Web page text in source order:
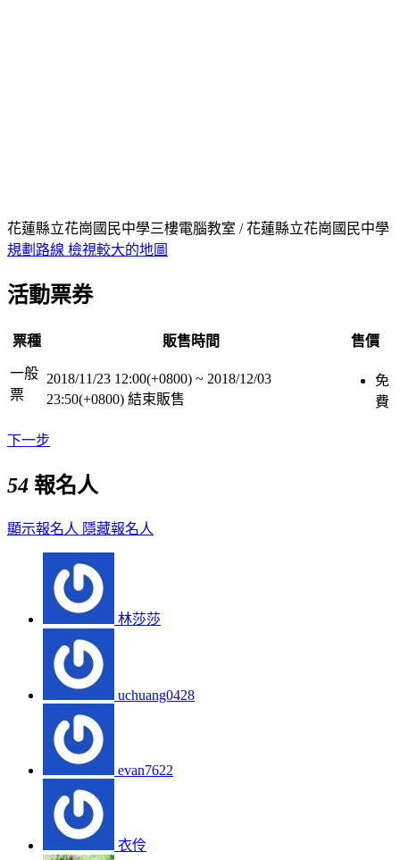
花蓮縣立花崗國民中學三樓電腦教室 / 花蓮縣立花崗國民中學
規劃路線 檢視較大的地圖
活動票券
票種 販售時間 售價
一般
票
2018/11/23 12:00(+0800) ~ 2018/12/03
23:50(+0800) 結束販售
免
費
下一步
54 報名人
顯示報名人 隱藏報名人
林莎莎
uchuang0428
evan7622
衣伶